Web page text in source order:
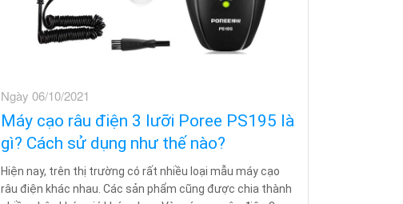
Ngày 06/10/2021
Máy cạo râu điện 3 lưỡi Poree PS195 là
gì? Cách sử dụng như thế nào?
Hiện nay, trên thị trường có rất nhiều loại mẫu máy cạo
râu điện khác nhau. Các sản phẩm cũng được chia thành